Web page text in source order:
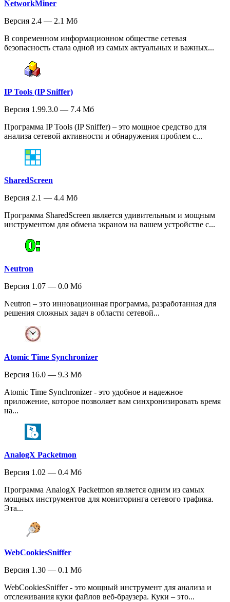
NetworkMiner
Версия 2.4 — 2.1 Мб
В современном информационном обществе сетевая
безопасность стала одной из самых актуальных и важных...
IP Tools (IP Sniffer)
Версия 1.99.3.0 — 7.4 Мб
Программа IP Tools (IP Sniffer) – это мощное средство для
анализа сетевой активности и обнаружения проблем с...
SharedScreen
Версия 2.1 — 4.4 Мб
Программа SharedScreen является удивительным и мощным
инструментом для обмена экраном на вашем устройстве с...
Neutron
Версия 1.07 — 0.0 Мб
Neutron – это инновационная программа, разработанная для
решения сложных задач в области сетевой...
Atomic Time Synchronizer
Версия 16.0 — 9.3 Мб
Atomic Time Synchronizer - это удобное и надежное
приложение, которое позволяет вам синхронизировать время
на...
AnalogX Packetmon
Версия 1.02 — 0.4 Мб
Программа AnalogX Packetmon является одним из самых
мощных инструментов для мониторинга сетевого трафика.
Эта...
WebCookiesSniffer
Версия 1.30 — 0.1 Мб
WebCookiesSniffer - это мощный инструмент для анализа и
отслеживания куки файлов веб-браузера. Куки – это...